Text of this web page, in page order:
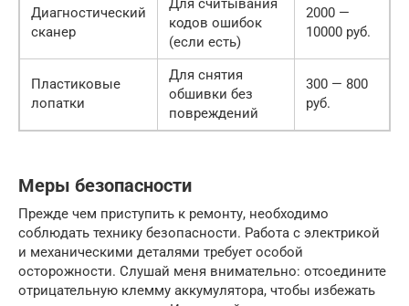
Диагностический
сканер
кодов ошибок
(если есть)
2000 —
10000 руб.
Пластиковые
лопатки
Для снятия
обшивки без
повреждений
300 — 800
руб.
Меры безопасности
Прежде чем приступить к ремонту, необходимо
соблюдать технику безопасности. Работа с электрикой
и механическими деталями требует особой
осторожности. Слушай меня внимательно: отсоедините
отрицательную клемму аккумулятора, чтобы избежать